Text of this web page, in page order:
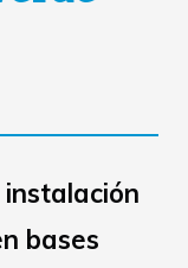
bases